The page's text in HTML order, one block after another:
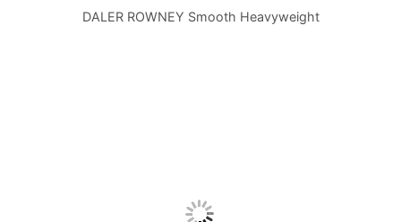
DALER ROWNEY Smooth Heavyweight